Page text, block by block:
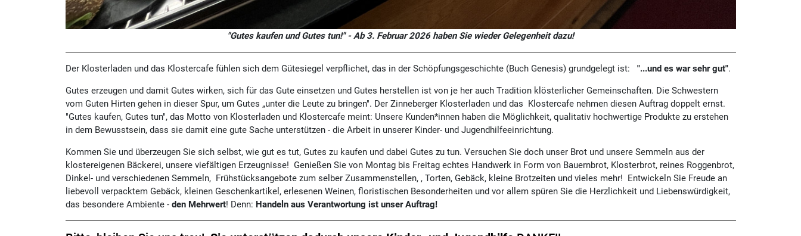
"Gutes kaufen und Gutes tun!" - Ab 3. Februar 2026 haben Sie wieder Gelegenheit dazu!
Der Klosterladen und das Klostercafe fühlen sich dem Gütesiegel verpflichet, das in der Schöpfungsgeschichte (Buch Genesis) grundgelegt ist: "...und es war sehr gut".
Gutes erzeugen und damit Gutes wirken, sich für das Gute einsetzen und Gutes herstellen ist von je her auch Tradition klösterlicher Gemeinschaften. Die Schwestern
vom Guten Hirten gehen in dieser Spur, um Gutes „unter die Leute zu bringen". Der Zinneberger Klosterladen und das Klostercafe nehmen diesen Auftrag doppelt ernst.
"Gutes kaufen, Gutes tun", das Motto von Klosterladen und Klostercafe meint: Unsere Kunden*innen haben die Möglichkeit, qualitativ hochwertige Produkte zu erstehen
in dem Bewusstsein, dass sie damit eine gute Sache unterstützen - die Arbeit in unserer Kinder- und Jugendhilfeeinrichtung.
Kommen Sie und überzeugen Sie sich selbst, wie gut es tut, Gutes zu kaufen und dabei Gutes zu tun. Versuchen Sie doch unser Brot und unsere Semmeln aus der
klostereigenen Bäckerei, unsere viefältigen Erzeugnisse! Genießen Sie von Montag bis Freitag echtes Handwerk in Form von Bauernbrot, Klosterbrot, reines Roggenbrot,
Dinkel- und verschiedenen Semmeln, Frühstücksangebote zum selber Zusammenstellen, , Torten, Gebäck, kleine Brotzeiten und vieles mehr! Entwickeln Sie Freude an
liebevoll verpacktem Gebäck, kleinen Geschenkartikel, erlesenen Weinen, floristischen Besonderheiten und vor allem spüren Sie die Herzlichkeit und Liebenswürdigkeit,
das besondere Ambiente - den Mehrwert! Denn: Handeln aus Verantwortung ist unser Auftrag!